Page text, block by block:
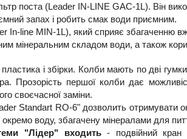
поста (Leader IN-LINE GAC-1L). Він
запах і робить смак води приємним.
In-line MIN-1L), який сприяє збагаченню
мінеральним складом води, а також
і збірки. Колби мають по дві
Прозорість першої колби дає
своєчасної заміни.
Standart RO-6" дозволить отримувати
окремо воду, збагачену мінералами для
"Лідер" входить- подвійний кран